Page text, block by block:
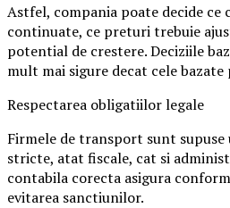
Astfel, compania poate decide
continuate, ce preturi trebuie
potential de crestere. Deciziile
mult mai sigure decat cele bazate
Respectarea obligatiilor legale
Firmele de transport sunt
stricte, atat fiscale, cat si
contabila corecta asigura
evitarea sanctiunilor.